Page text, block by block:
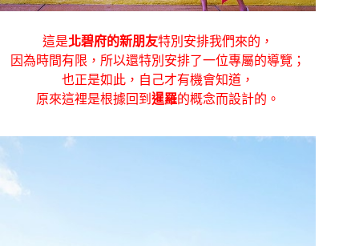
這是北碧府的新朋友特別安排我們來的，
因為時間有限，所以還特別安排了一位專屬的導覽；
也正是如此，自己才有機會知道，
原來這裡是根據回到暹羅的概念而設計的。